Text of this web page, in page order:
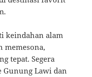
keindahan alam
memesona,
tepat. Segera
Gunung Lawi dan